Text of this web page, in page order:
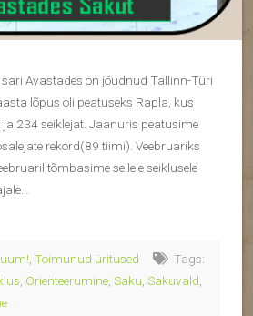
Avastades on jõudnud Tallinn-Türi
lõpus oli peatuseks Rapla, kus
234 seiklejat. Jaanuris peatusime
rekord(89 tiimi). Veebruariks
tõmbasime sellele seiklusele
Toimunud üritused
Tags:
Orienteerumine Saku Sakuvald